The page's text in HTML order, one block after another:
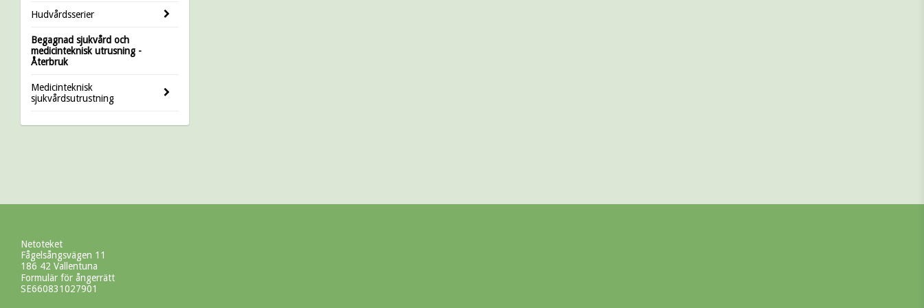
Hudvårdsserier
Begagnad sjukvård och
medicinteknisk utrusning -
Återbruk
Medicinteknisk
sjukvårdsutrustning
Netoteket
Fågelsångsvägen 11
186 42 Vallentuna
Formulär för ångerrätt
SE660831027901